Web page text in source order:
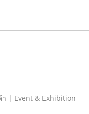
า | Event & Exhibition